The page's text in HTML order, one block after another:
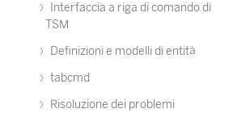
Interfaccia a riga di comando di
TSM
Definizioni e modelli di entità
tabcmd
Risoluzione dei problemi